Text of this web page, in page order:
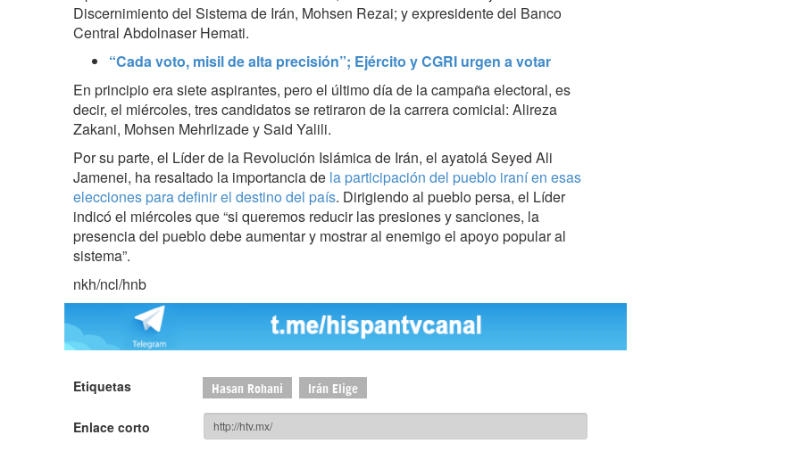
Discernimiento del Sistema de Irán, Mohsen Rezai; y expresidente del Banco
Central Abdolnaser Hemati.
“Cada voto, misil de alta precisión”; Ejército y CGRI urgen a votar
En principio era siete aspirantes, pero el último día de la campaña electoral, es
decir, el miércoles, tres candidatos se retiraron de la carrera comicial: Alireza
Zakani, Mohsen Mehrlizade y Said Yalili.
Por su parte, el Líder de la Revolución Islámica de Irán, el ayatolá Seyed Ali
Jamenei, ha resaltado la importancia de la participación del pueblo iraní en esas
elecciones para definir el destino del país. Dirigiendo al pueblo persa, el Líder
indicó el miércoles que “si queremos reducir las presiones y sanciones, la
presencia del pueblo debe aumentar y mostrar al enemigo el apoyo popular al
sistema”.
nkh/ncl/hnb
Etiquetas Hasan Rohani Irán Elige
Enlace corto